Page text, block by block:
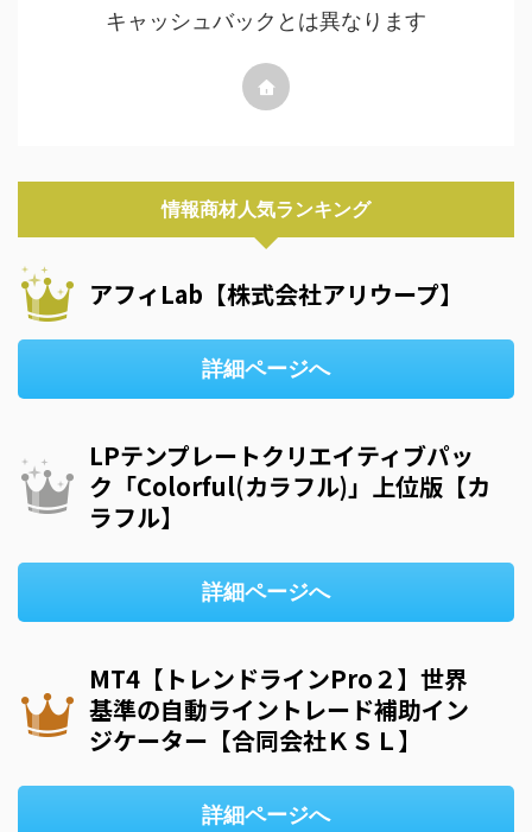
キャッシュバックとは異なります
情報商材人気ランキング
アフィLab【株式会社アリウープ】
詳細ページへ
LPテンプレートクリエイティブパッ
ク「Colorful(カラフル)」上位版【カ
ラフル】
詳細ページへ
MT4【トレンドラインPro２】世界
基準の自動ライントレード補助イン
ジケーター【合同会社ＫＳＬ】
詳細ページへ